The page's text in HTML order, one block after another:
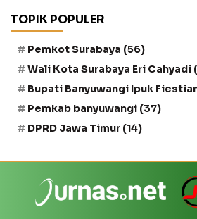
TOPIK POPULER
Pemkot Surabaya (56)
Wali Kota Surabaya Eri Cahyadi
Bupati Banyuwangi Ipuk
Pemkab banyuwangi (37)
DPRD Jawa Timur (14)